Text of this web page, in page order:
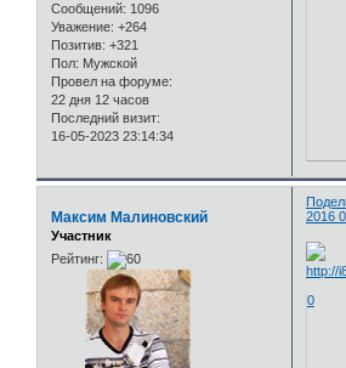
Сообщений: 1096
Уважение: +264
Позитив: +321
Пол: Мужской
Провел на форуме:
22 дня 12 часов
Последний визит:
16-05-2023 23:14:34
2016
Максим Малиновский
Участник
Рейтинг:
0